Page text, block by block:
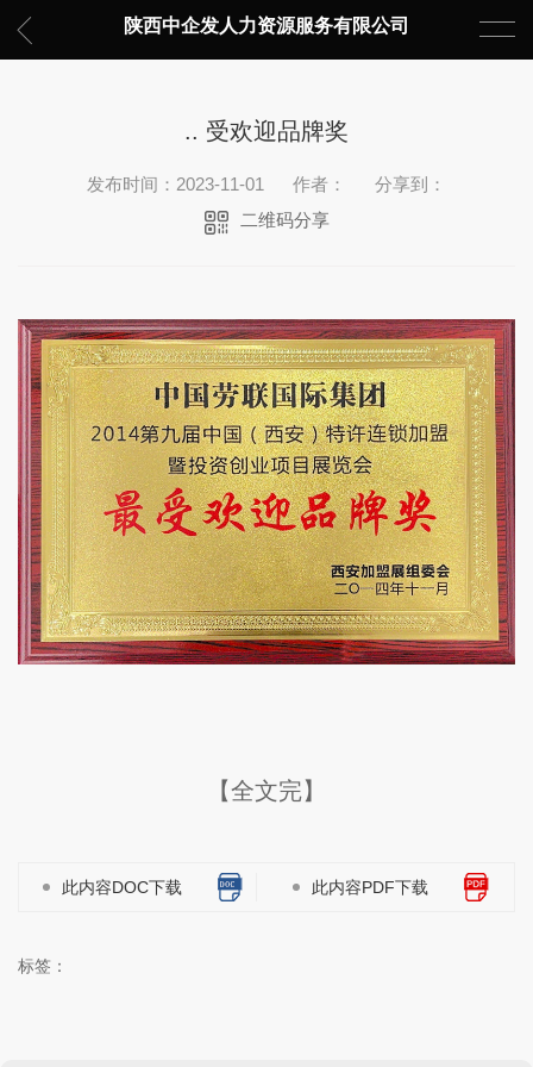
陕西中企发人力资源服务有限公司
.. 受欢迎品牌奖
发布时间：2023-11-01 作者：
分享到：
二维码分享
【全文完】
此内容DOC下载 此内容PDF下载
标签：